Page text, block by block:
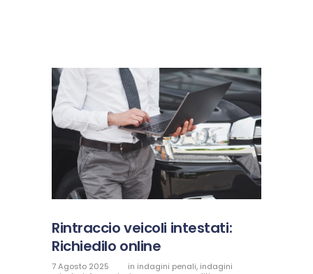
Rintraccio veicoli intestati:
Richiedilo online
7 Agosto 2025 in indagini penali, indagini